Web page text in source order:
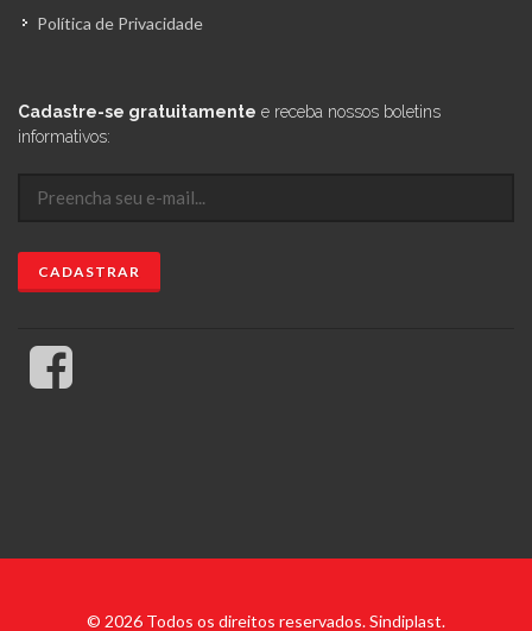
Política de Privacidade
Cadastre-se gratuitamente e receba nossos boletins
informativos:
© 2026 Todos os direitos reservados. Sindiplast.